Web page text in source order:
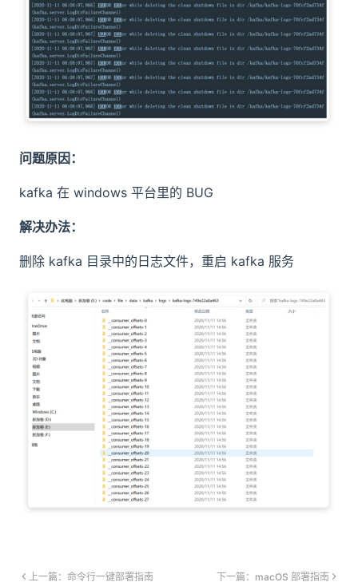
问题原因：
kafka 在 windows 平台里的 BUG
解决办法：
删除 kafka 目录中的日志文件，重启 kafka 服务
上一篇：命令行一键部署指南
下一篇：macOS 部署指南